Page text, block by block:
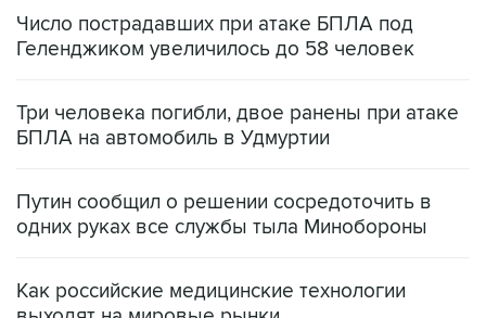
Число пострадавших при атаке БПЛА под
Геленджиком увеличилось до 58 человек
Три человека погибли, двое ранены при атаке
БПЛА на автомобиль в Удмуртии
Путин сообщил о решении сосредоточить в
одних руках все службы тыла Минобороны
Как российские медицинские технологии